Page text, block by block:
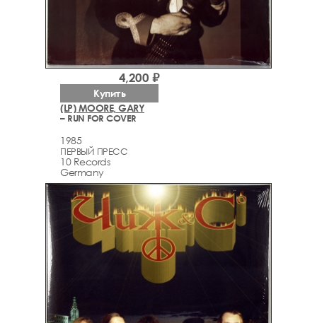
(LP) MOORE, GARY
– RUN FOR COVER
1985
ПЕРВЫЙ ПРЕСС
10 Records
Germany
4,200 ₽
Купить